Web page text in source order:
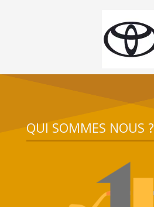
QUI SOMMES NOUS ?